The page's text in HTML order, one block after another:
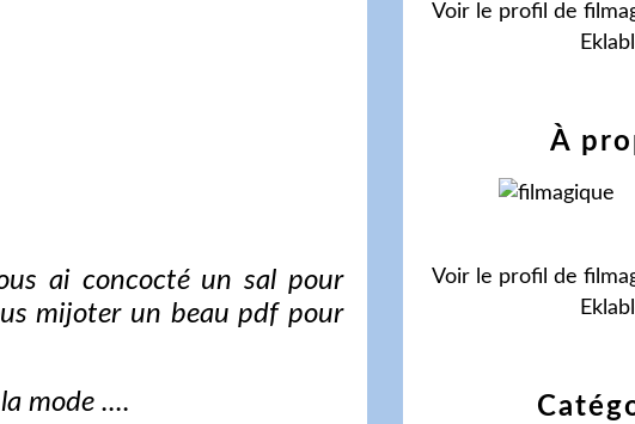
ai concocté un sal pour
mijoter un beau pdf pour
mode ....
Voir le profil de
À
Voir le profil de